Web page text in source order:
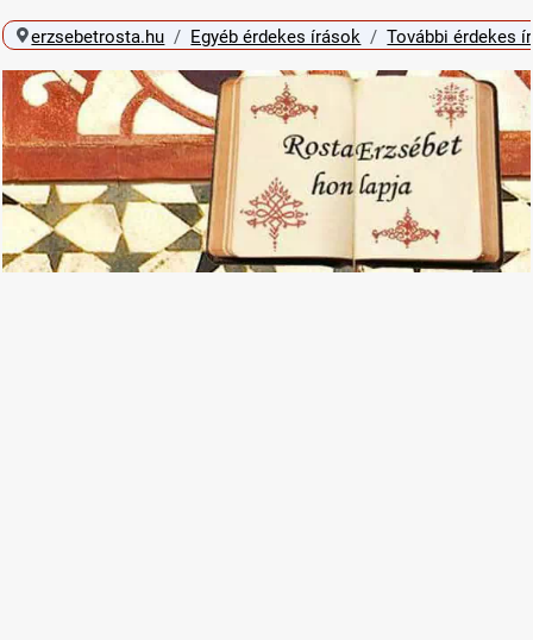
erzsebetrosta.hu Egyéb érdekes írások További érdekes